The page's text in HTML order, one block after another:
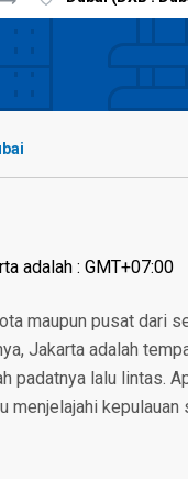
adalah : GMT+07:00
maupun pusat dari
Jakarta adalah
padatnya lalu lintas.
menjelajahi